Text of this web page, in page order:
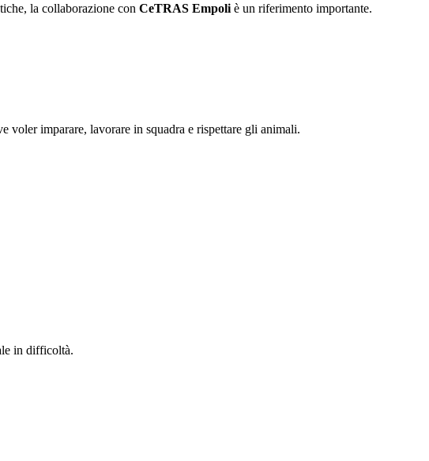
la collaborazione con CeTRAS Empoli è un riferimento importante.
voler imparare, lavorare in squadra e rispettare gli animali.
in difficoltà.